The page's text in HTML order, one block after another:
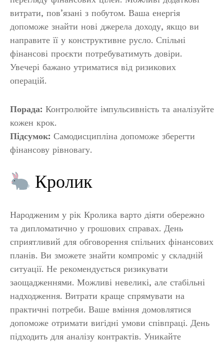
витрати, пов’язані з побутом. Ваша енергія
допоможе знайти нові джерела доходу, якщо ви
направите її у конструктивне русло. Спільні
фінансові проєкти потребуватимуть довіри.
Увечері бажано утриматися від ризикових
операцій.
Порада: Контролюйте імпульсивність та аналізуйте
кожен крок.
Підсумок: Самодисципліна допоможе зберегти
фінансову рівновагу.
Кролик
Народженим у рік Кролика варто діяти обережно
та дипломатично у грошових справах. День
сприятливий для обговорення спільних фінансових
планів. Ви зможете знайти компроміс у складній
ситуації. Не рекомендується ризикувати
заощадженнями. Можливі невеликі, але стабільні
надходження. Витрати краще спрямувати на
практичні потреби. Ваше вміння домовлятися
допоможе отримати вигідні умови співпраці. День
підходить для аналізу контрактів. Уникайте